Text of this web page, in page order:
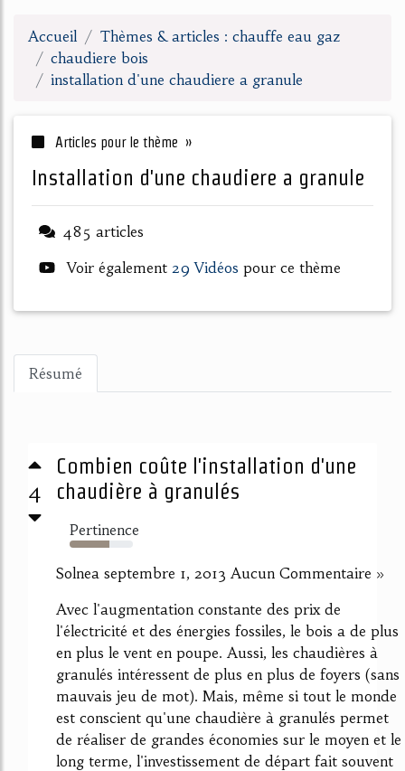
Accueil
Thèmes & articles : chauffe eau gaz
chaudiere bois
installation d'une chaudiere a granule
Articles pour le thème »
installation d'une chaudiere a granule
485 articles
Voir également 29 Vidéos pour ce thème
Résumé
4
Combien coûte l'installation d'une
chaudière à granulés
Pertinence
63%
Solnea septembre 1, 2013 Aucun Commentaire »
Avec l'augmentation constante des prix de
l'électricité et des énergies fossiles, le bois a de plus
en plus le vent en poupe. Aussi, les chaudières à
granulés intéressent de plus en plus de foyers (sans
mauvais jeu de mot). Mais, même si tout le monde
est conscient qu'une chaudière à granulés permet
de réaliser de grandes économies sur le moyen et le
long terme, l'investissement de départ fait souvent